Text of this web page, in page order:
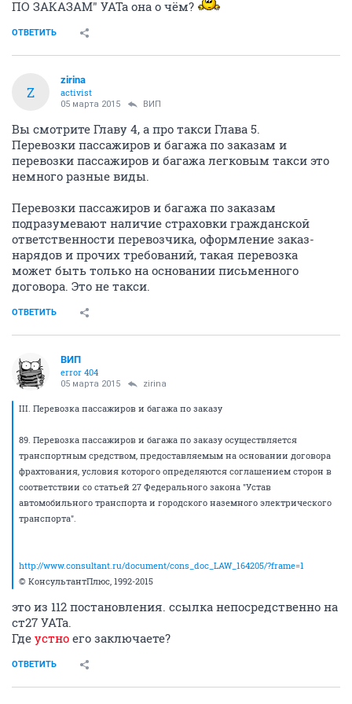
ПО ЗАКАЗАМ" УАТа она о чём?
ОТВЕТИТЬ
Z
zirina
activist
05 марта 2015 ВИП
Вы смотрите Главу 4, а про такси Глава 5.
Перевозки пассажиров и багажа по заказам и
перевозки пассажиров и багажа легковым такси это
немного разные виды.
Перевозки пассажиров и багажа по заказам
подразумевают наличие страховки гражданской
ответственности перевозчика, оформление заказ-
нарядов и прочих требований, такая перевозка
может быть только на основании письменного
договора. Это не такси.
ОТВЕТИТЬ
ВИП
error 404
05 марта 2015 zirina
III. Перевозка пассажиров и багажа по заказу
89. Перевозка пассажиров и багажа по заказу осуществляется
транспортным средством, предоставляемым на основании договора
фрахтования, условия которого определяются соглашением сторон в
соответствии со статьей 27 Федерального закона "Устав
автомобильного транспорта и городского наземного электрического
транспорта".
http://www.consultant.ru/document/cons_doc_LAW_164205/?frame=1
© КонсультантПлюс, 1992-2015
это из 112 постановления. ссылка непосредственно на
ст27 УАТа.
Где устно его заключаете?
ОТВЕТИТЬ